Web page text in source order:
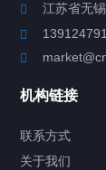
Chiller高
TCU温度控
江苏省无
机构链接
联系方式
关于我们